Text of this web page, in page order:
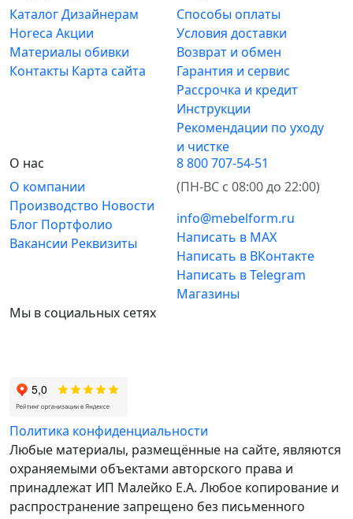
КаталогДизайнерам
Horeca Акции
Материалы обивки
Контакты Карта сайта
Способы оплаты
Условия доставки
Возврат и обмен
Гарантия и сервис
Рассрочка и кредит
Инструкции
Рекомендации по уходу
и чистке
О нас
О компании
Производство Новости
Блог Портфолио
Вакансии Реквизиты
8 800 707-54-51
(ПН-ВС с 08:00 до 22:00)
info@mebelform.ru
Написать в MAX
Написать в ВКонтакте
Написать в Telegram
Магазины
Мы в социальных сетях
Политика конфиденциальности
Любые материалы, размещённые на сайте, являются
охраняемыми объектами авторского права и
принадлежат ИП Малейко E.А. Любое копирование и
распространение запрещено без письменного